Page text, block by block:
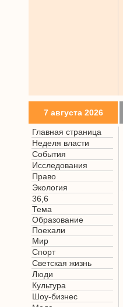
7 августа 2026
Главная страница
Неделя власти
События
Исследования
Право
Экология
36,6
Тема
Образование
Поехали
Мир
Спорт
Светская жизнь
Люди
Культура
Шоу-бизнес